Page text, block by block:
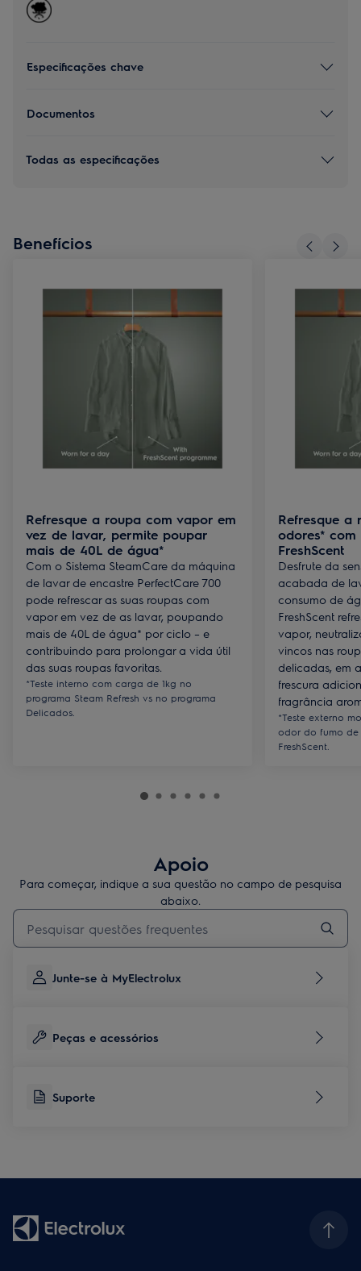
Especificações chave
Documentos
Todas as especificações
Benefícios
Refresque a roupa com vapor em
vez de lavar, permite poupar
mais de 40L de água*
Com o Sistema SteamCare da máquina
de lavar de encastre PerfectCare 700
pode refrescar as suas roupas com
vapor em vez de as lavar, poupando
mais de 40L de água* por ciclo – e
contribuindo para prolongar a vida útil
das suas roupas favoritas.
*Teste interno com carga de 1kg no
programa Steam Refresh vs no programa
Delicados.
Refresque a
odores*
FreshScent
Desfrute da
acabada de
consumo de
FreshScent
vapor,
vincos nas
delicadas, em
frescura
fragrância
*Teste externo
odor do fumo
FreshScent.
Apoio
Para começar, indique a sua questão no campo de pesquisa
abaixo.
Type to search for support articles
Junte-se à MyElectrolux
Peças e acessórios
Suporte